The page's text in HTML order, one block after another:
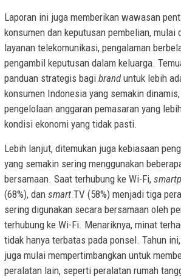
Laporan ini juga memberikan wawasan
konsumen dan keputusan pembelian, mulai
layanan telekomunikasi, pengalaman
pengambil keputusan dalam keluarga.
panduan strategis bagi branduntuk lebih
konsumen Indonesia yang semakin
pengelolaan anggaran pemasaran yang
kondisi ekonomi yang tidak pasti.
Lebih lanjut, ditemukan juga kebiasaan
yang semakin sering menggunakan
bersamaan. Saat terhubung ke Wi-Fi,
(68%), dan smart TV (58%) menjadi tiga
sering digunakan secara bersamaan oleh
terhubung ke Wi-Fi. Menariknya, minat
tidak hanya terbatas pada ponsel. Tahun
juga mulai mempertimbangkan untuk
peralatan lain, seperti peralatan rumah